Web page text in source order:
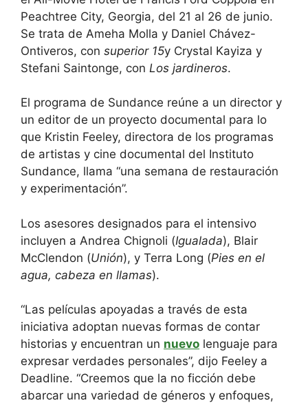
Peachtree City, Georgia, del 21 al 26 de junio.
Se trata de Ameha Molla y Daniel Chávez-
Ontiveros, con superior 15y Crystal Kayiza y
Stefani Saintonge, con Los jardineros.
El programa de Sundance reúne a un director y
un editor de un proyecto documental para lo
que Kristin Feeley, directora de los programas
de artistas y cine documental del Instituto
Sundance, llama “una semana de restauración
y experimentación”.
Los asesores designados para el intensivo
incluyen a Andrea Chignoli (Igualada), Blair
McClendon (Unión), y Terra Long (Pies en el
agua, cabeza en llamas).
“Las películas apoyadas a través de esta
iniciativa adoptan nuevas formas de contar
historias y encuentran un nuevo lenguaje para
expresar verdades personales”, dijo Feeley a
Deadline. “Creemos que la no ficción debe
abarcar una variedad de géneros y enfoques,